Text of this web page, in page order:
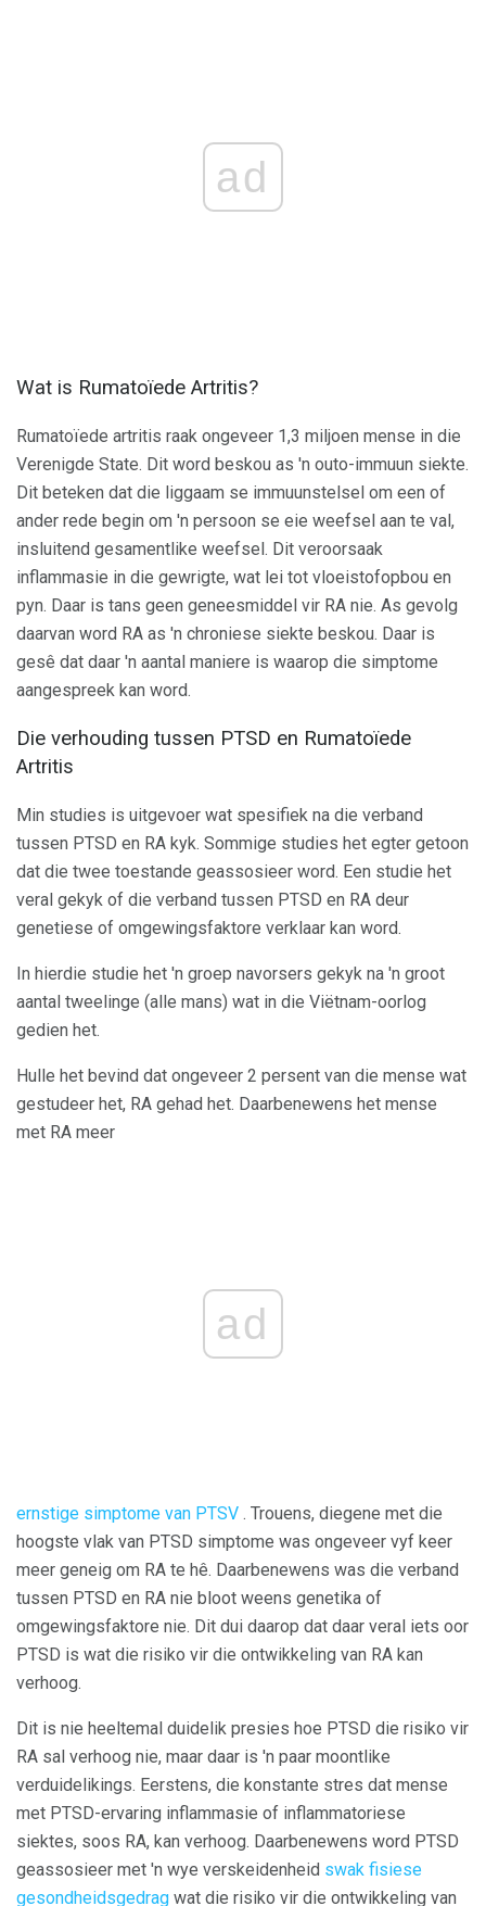
ad
Wat is Rumatoïede Artritis?
Rumatoïede artritis raak ongeveer 1,3 miljoen mense in die
Verenigde State. Dit word beskou as 'n outo-immuun siekte.
Dit beteken dat die liggaam se immuunstelsel om een ​​of
ander rede begin om 'n persoon se eie weefsel aan te val,
insluitend gesamentlike weefsel. Dit veroorsaak
inflammasie in die gewrigte, wat lei tot vloeistofopbou en
pyn. Daar is tans geen geneesmiddel vir RA nie. As gevolg
daarvan word RA as 'n chroniese siekte beskou. Daar is
gesê dat daar 'n aantal maniere is waarop die simptome
aangespreek kan word.
Die verhouding tussen PTSD en Rumatoïede
Artritis
Min studies is uitgevoer wat spesifiek na die verband
tussen PTSD en RA kyk. Sommige studies het egter getoon
dat die twee toestande geassosieer word. Een studie het
veral gekyk of die verband tussen PTSD en RA deur
genetiese of omgewingsfaktore verklaar kan word.
In hierdie studie het 'n groep navorsers gekyk na 'n groot
aantal tweelinge (alle mans) wat in die Viëtnam-oorlog
gedien het.
Hulle het bevind dat ongeveer 2 persent van die mense wat
gestudeer het, RA gehad het. Daarbenewens het mense
met RA meer
ad
ernstige simptome van PTSV . Trouens, diegene met die
hoogste vlak van PTSD simptome was ongeveer vyf keer
meer geneig om RA te hê. Daarbenewens was die verband
tussen PTSD en RA nie bloot weens genetika of
omgewingsfaktore nie. Dit dui daarop dat daar veral iets oor
PTSD is wat die risiko vir die ontwikkeling van RA kan
verhoog.
Dit is nie heeltemal duidelik presies hoe PTSD die risiko vir
RA sal verhoog nie, maar daar is 'n paar moontlike
verduidelikings. Eerstens, die konstante stres dat mense
met PTSD-ervaring inflammasie of inflammatoriese
siektes, soos RA, kan verhoog. Daarbenewens word PTSD
geassosieer met 'n wye verskeidenheid swak fisiese
gesondheidsgedrag wat die risiko vir die ontwikkeling van